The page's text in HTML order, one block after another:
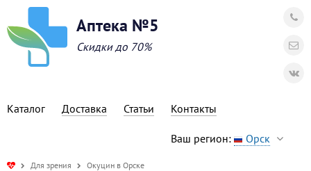
Аптека №5
Скидки до 70%
Каталог Доставка Статьи Контакты
Ваш регион: Орск
Для зрения Окуцин в Орске